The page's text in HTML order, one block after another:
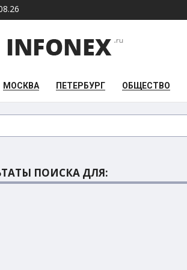
МОСКВА ПЕТЕРБУРГ ОБЩЕСТВО
ПОИСКА ДЛЯ: